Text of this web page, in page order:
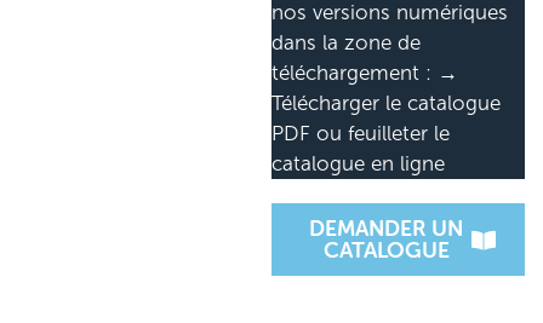
nos versions numériques
dans la zone de
téléchargement : →
Télécharger le catalogue
PDF ou feuilleter le
catalogue en ligne
DEMANDER UN
CATALOGUE